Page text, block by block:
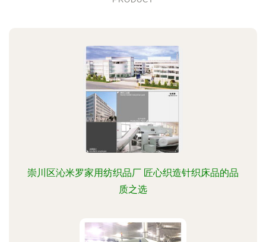
崇川区沁米罗家用纺织品厂 匠心织造针织床品的品
质之选